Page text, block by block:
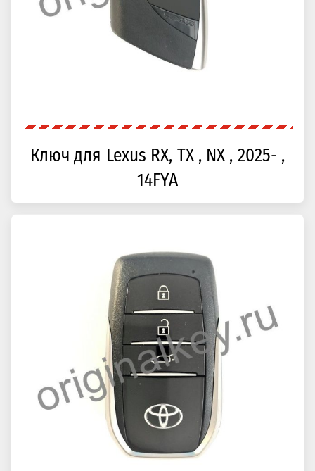
Ключ для Lexus RX, TX , NX , 2025- ,
14FYA